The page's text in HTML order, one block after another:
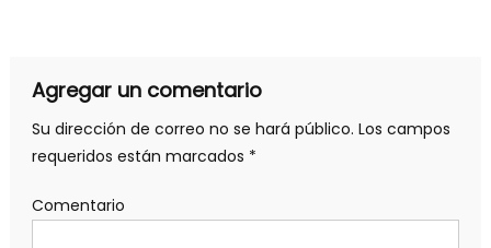
Agregar un comentario
Su dirección de correo no se hará público. Los campos
requeridos están marcados *
Comentario